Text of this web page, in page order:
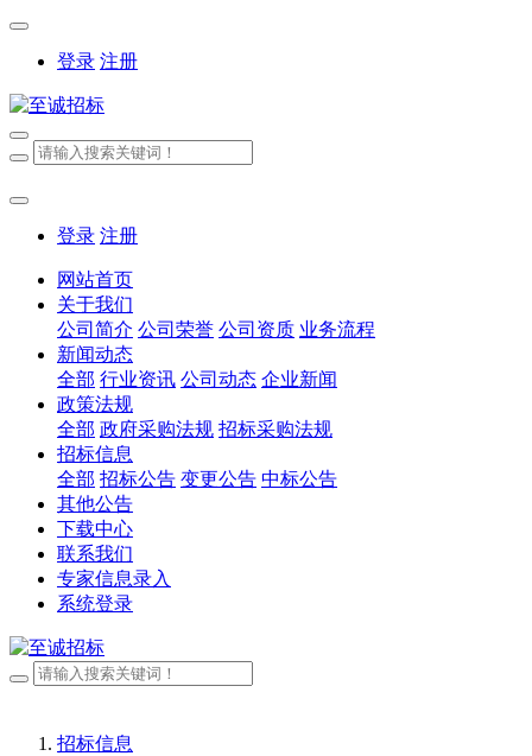
登录 注册
登录 注册
网站首页
关于我们
公司简介 公司荣誉 公司资质 业务流程
新闻动态
全部 行业资讯 公司动态 企业新闻
政策法规
全部 政府采购法规 招标采购法规
招标信息
全部 招标公告 变更公告 中标公告
其他公告
下载中心
联系我们
专家信息录入
系统登录
招标信息